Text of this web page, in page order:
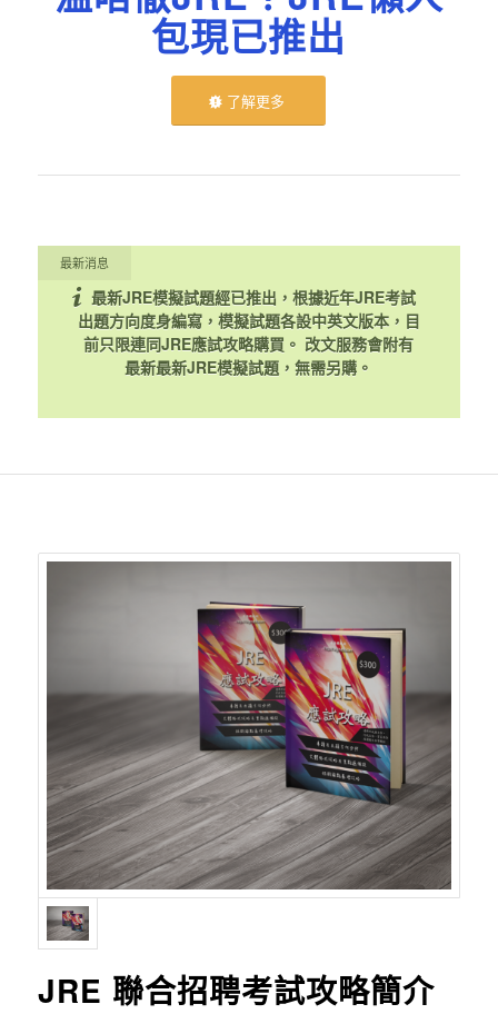
包現已推出
了解更多
最新消息
最新JRE模擬試題經已推出，根據近年JRE考試
出題方向度身編寫，模擬試題各設中英文版本，目
前只限連同JRE應試攻略購買。 改文服務會附有
最新最新JRE模擬試題，無需另購。
JRE 聯合招聘考試攻略簡介